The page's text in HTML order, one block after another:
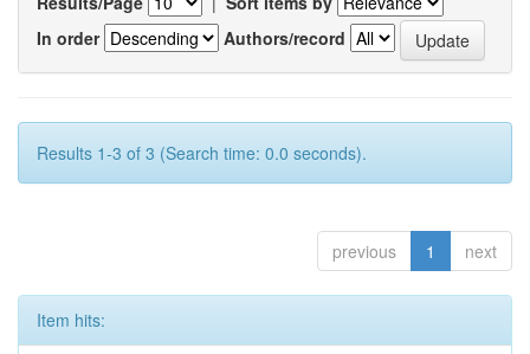
In order
Authors/record
Results 1-3 of 3 (Search time: 0.0 seconds).
previous 1 next
Item hits: